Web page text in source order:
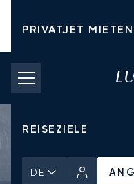
PRIVATJET MIETEN
CHARTERPREISE
PRIVATJETS
REISEZIELE
DE